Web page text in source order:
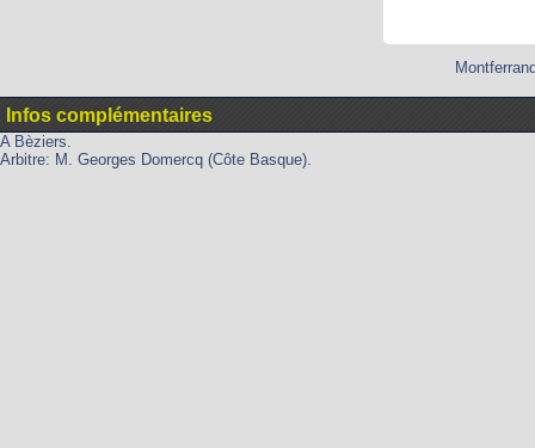
Infos complémentaires
A Bèziers.
Arbitre: M. Georges Domercq (Côte Basque).